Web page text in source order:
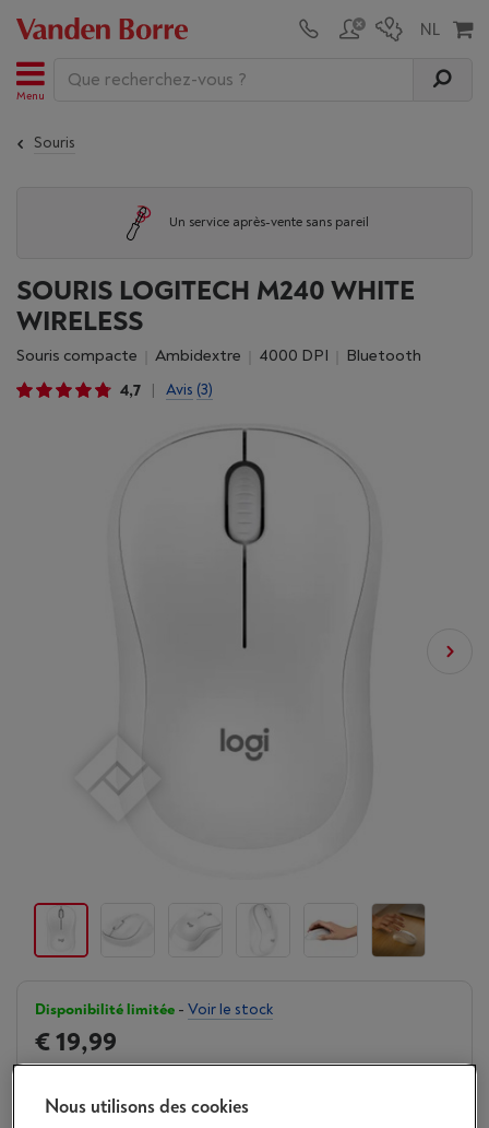
Menu
Souris
Un service après-vente sans pareil
SOURIS LOGITECH M240 WHITE
WIRELESS
Souris compacte Ambidextre 4000 DPI
Bluetooth
4,7
Avis (3)
Disponibilité limitée - Voir le stock
€ 19,99
Nous utilisons des cookies